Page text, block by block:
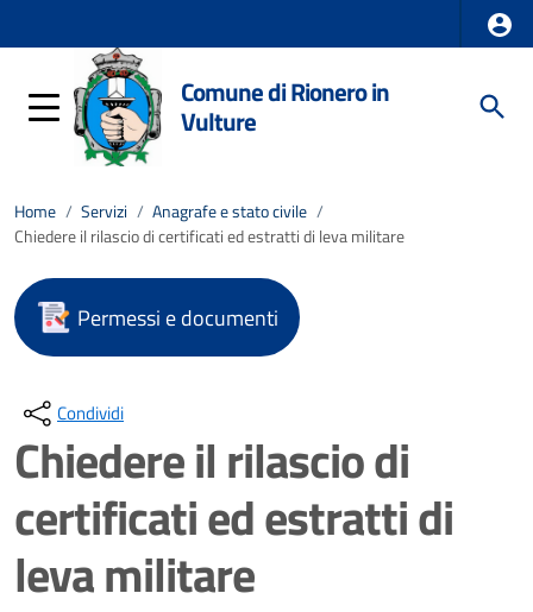
Comune di Rionero in
Vulture
Home / Servizi / Anagrafe e stato civile /
Chiedere il rilascio di certificati ed estratti di leva militare
Permessi e documenti
Condividi
Chiedere il rilascio di
certificati ed estratti di
leva militare